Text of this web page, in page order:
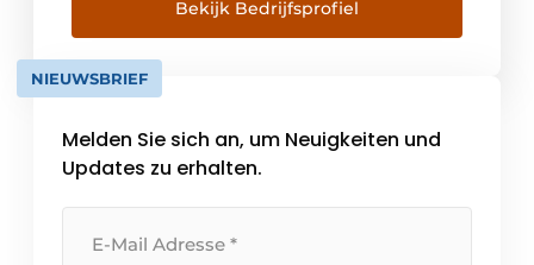
Lüftung, Heizung und Kühlung. Die rasante
Entwicklung von WOLF an die Spitze der
europäischen Gebäudetechnikbranche
begann mit Lösungen im Bereich der
Bereichen bietet WOLF [...]
Bekijk Bedrijfsprofiel
NIEUWSBRIEF
Melden Sie sich an, um Neuigkeiten und
Updates zu erhalten.